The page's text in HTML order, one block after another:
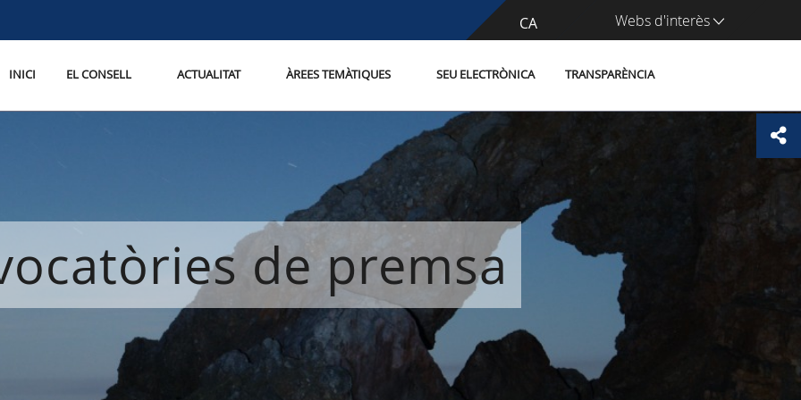
CA
ES Webs d'interès
INICI EL CONSELL ACTUALITAT ÀREES TEMÀTIQUES SEU ELECTRÒNICA TRANSPARÈNCIA
de premsa